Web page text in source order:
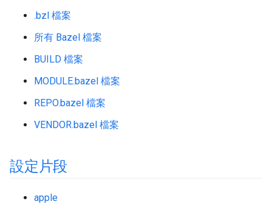
.bzl 檔案
所有 Bazel 檔案
BUILD 檔案
MODULE.bazel 檔案
REPO.bazel 檔案
VENDOR.bazel 檔案
設定片段
apple